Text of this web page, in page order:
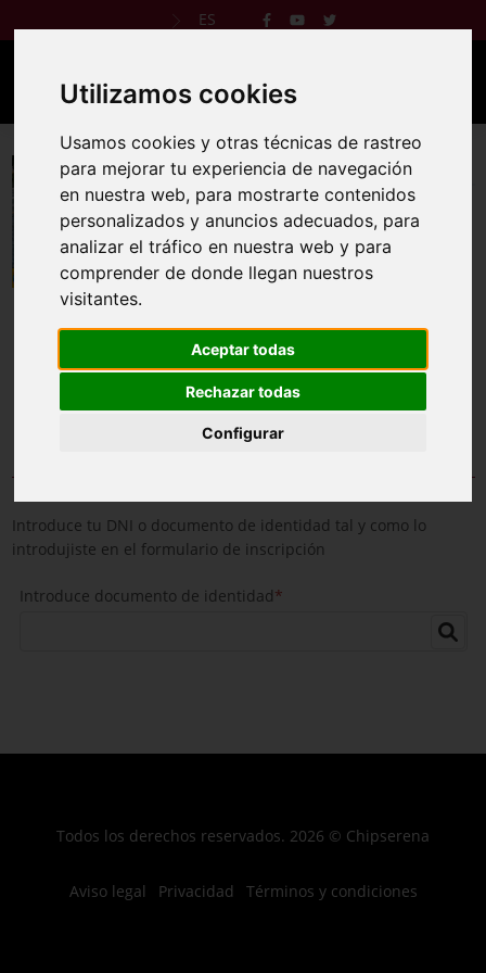
Utilizamos cookies
Usamos cookies y otras técnicas de rastreo
para mejorar tu experiencia de navegación
en nuestra web, para mostrarte contenidos
personalizados y anuncios adecuados, para
analizar el tráfico en nuestra web y para
comprender de donde llegan nuestros
visitantes.
Aceptar todas
Rechazar todas
Configurar
ES
II Travesía a Nado Embalse de Zumajo
18 sept 2022
Reglamento Web oficial
II Travesía a Nado Embalse de Zumajo tendrá lugar el
próximo 18 de septiembre. Con tres modalidades: Gran
recorrido (3.000m), Mini Travesía (1.000m) y Kids (300m).
Introduce tu DNI o documento de identidad tal y como lo
introdujiste en el formulario de inscripción
Introduce documento de identidad*
Todos los derechos reservados. 2026 © Chipserena
Aviso legal Privacidad Términos y condiciones